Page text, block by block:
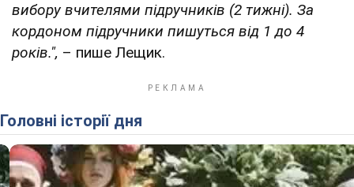
вибору вчителями підручників (2 тижні). За
кордоном підручники пишуться від 1 до 4
років.", – пише Лещик.
Головні історії дня